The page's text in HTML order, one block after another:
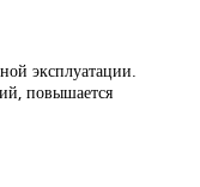
эксплуатации.
повышается